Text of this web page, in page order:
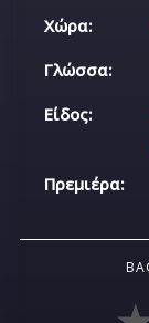
Χώρα:
Γλώσσα:
Είδος:
Πρεμιέρα: